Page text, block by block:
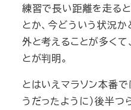
練習で長い距離を走る
とか、今どういう状況か
外と考えることが多く
とが判明。
とはいえマラソン本番
うだったように）後半